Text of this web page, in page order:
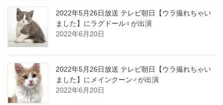
2022年5月26日放送 テレビ朝日【ウラ撮れちゃい
ました】にラグドール♀が出演
2022年6月20日
2022年5月26日放送 テレビ朝日【ウラ撮れちゃい
ました】にメインクーン♂が出演
2022年6月20日